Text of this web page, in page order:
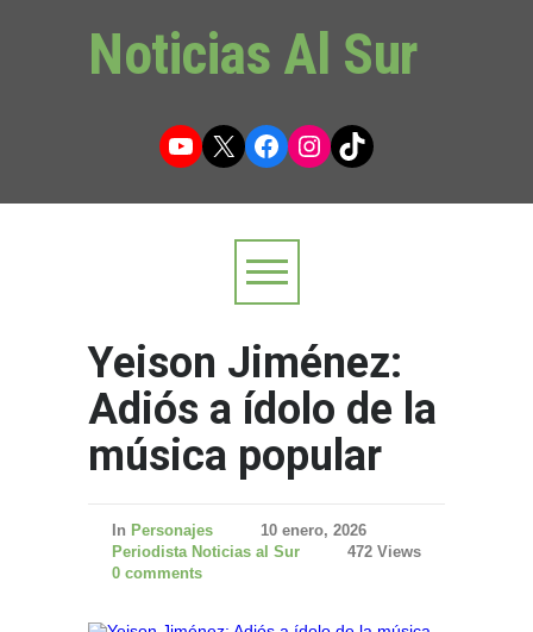
Noticias Al Sur
YouTube
X Facebook
Instagram
TikTok
Yeison Jiménez:
Adiós a ídolo de la
música popular
In Personajes
10 enero, 2026
Periodista Noticias al Sur
472 Views
0 comments